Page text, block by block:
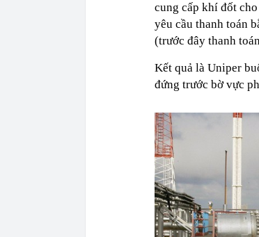
cung cấp khí đốt
yêu cầu thanh toán
(trước đây thanh
Kết quả là Uniper
đứng trước bờ vực